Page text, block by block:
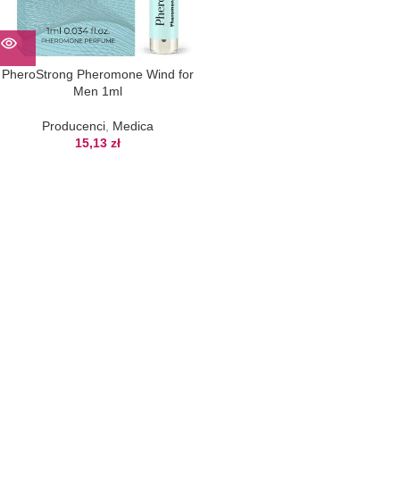
PheroStrong Pheromone Wind for
Men 1ml
Producenci Medica
15,13 zł